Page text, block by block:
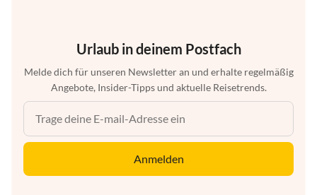
Urlaub in deinem Postfach
Melde dich für unseren Newsletter an und erhalte regelmäßig
Angebote, Insider-Tipps und aktuelle Reisetrends.
Anmelden